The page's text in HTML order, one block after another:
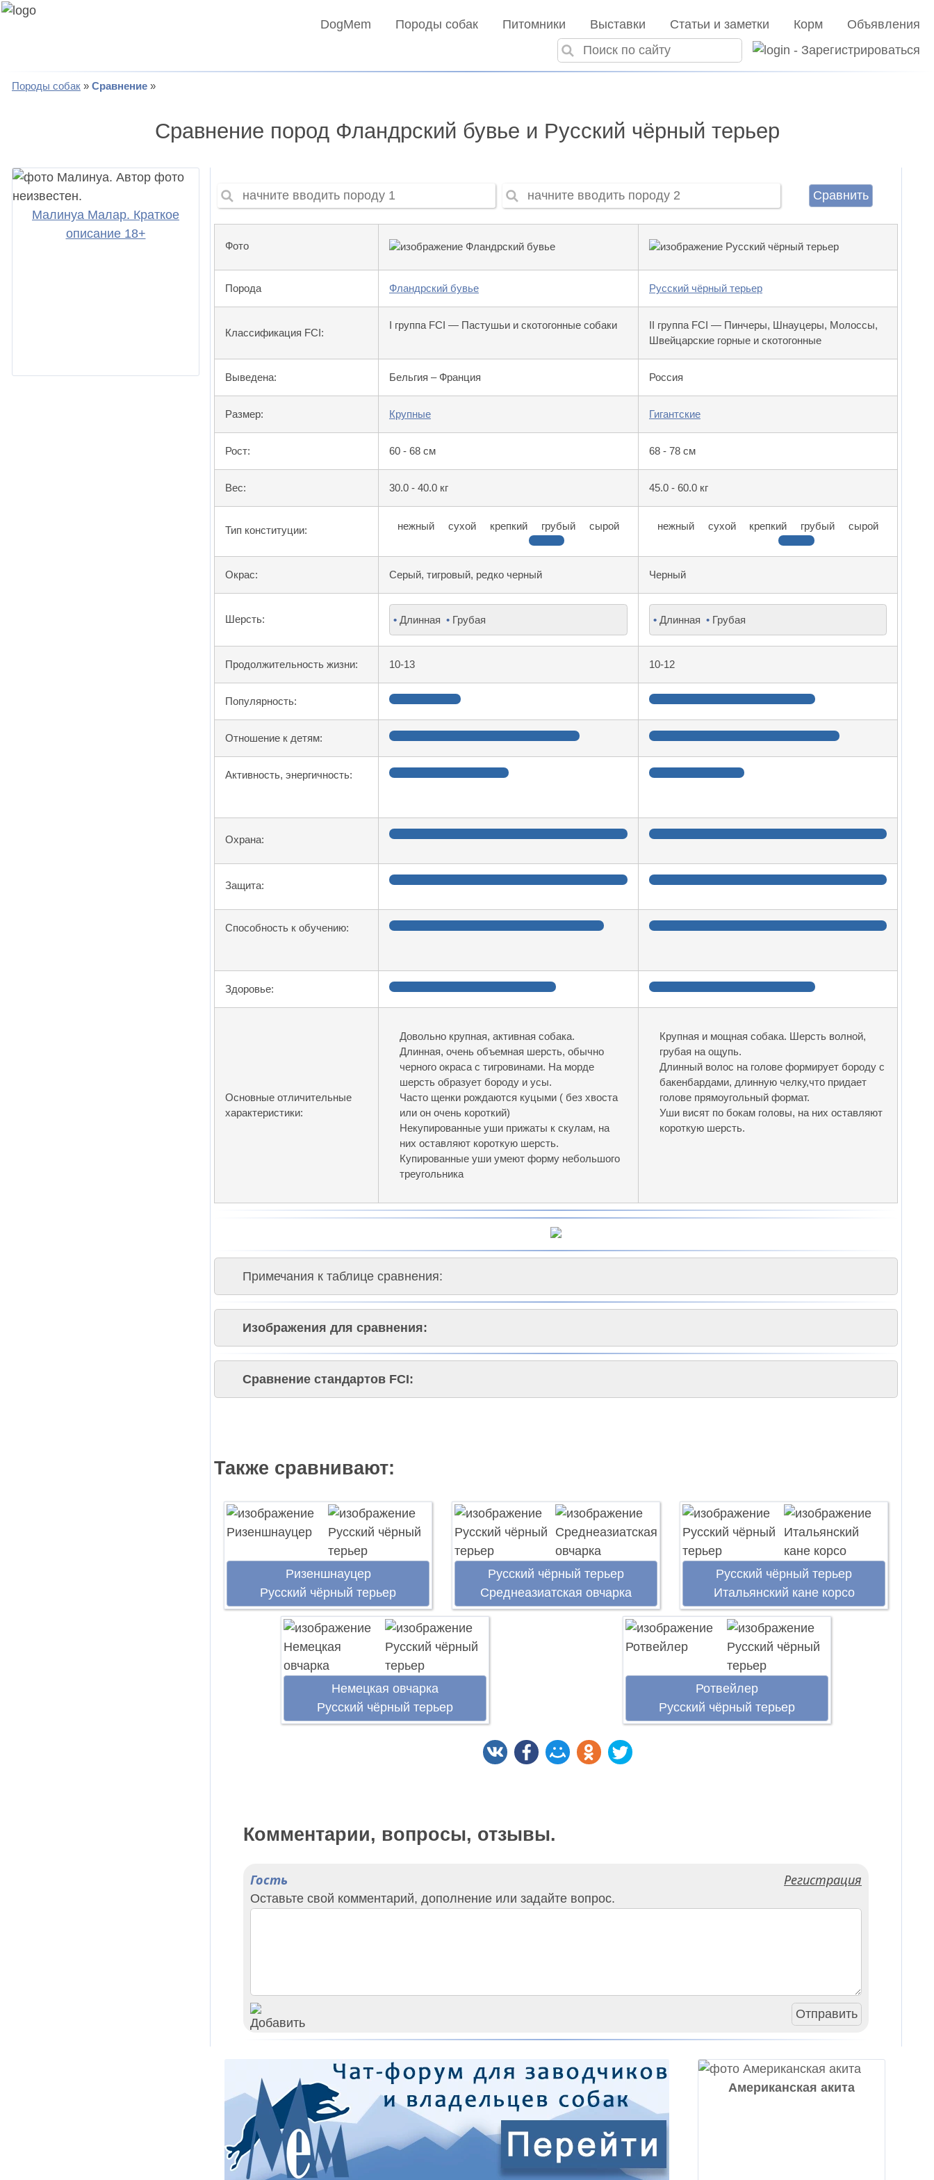
DogMem Породы собак Питомники Выставки Статьи и заметки Корм Объявления
Породы собак Сравнение
Сравнение пород Фландрский бувье и Русский чёрный терьер
Малинуа Малар. Краткое
описание 18+
Сравнить
Фото
Порода Фландрский бувье Русский чёрный терьер
Классификация FCI:
I группа FCI — Пастушьи и скотогонные собаки
II группа FCI — Пинчеры, Шнауцеры, Молоссы,
Швейцарские горные и скотогонные
Выведена: Бельгия – Франция Россия
Размер: Крупные Гигантские
Рост: 60 - 68 см 68 - 78 см
Вес: 30.0 - 40.0 кг 45.0 - 60.0 кг
Тип конституции: нежный сухой крепкий грубый сырой нежный сухой крепкий грубый сырой
Окрас: Серый, тигровый, редко черный Черный
Шерсть: • Длинная • Грубая • Длинная • Грубая
Продолжительность жизни: 10-13 10-12
Популярность:
Отношение к детям:
Активность, энергичность:
Охрана:
Защита:
Способность к обучению:
Здоровье:
Основные отличительные
характеристики:
Довольно крупная, активная собака.
Длинная, очень объемная шерсть, обычно
черного окраса с тигровинами. На морде
шерсть образует бороду и усы.
Часто щенки рождаются куцыми ( без хвоста
или он очень короткий)
Некупированные уши прижаты к скулам, на
них оставляют короткую шерсть.
Купированные уши умеют форму небольшого
треугольника
Крупная и мощная собака. Шерсть волной,
грубая на ощупь.
Длинный волос на голове формирует бороду с
бакенбардами, длинную челку,что придает
голове прямоугольный формат.
Уши висят по бокам головы, на них оставляют
короткую шерсть.
Примечания к таблице сравнения:
Изображения для сравнения:
Сравнение стандартов FCI:
Также сравнивают:
Ризеншнауцер
Русский чёрный терьер
Русский чёрный терьер
Среднеазиатская овчарка
Русский чёрный терьер
Итальянский кане корсо
Немецкая овчарка
Русский чёрный терьер
Ротвейлер
Русский чёрный терьер
Комментарии, вопросы, отзывы.
Гость Регистрация
Оставьте свой комментарий, дополнение или задайте вопрос.
Отправить
Американская акита